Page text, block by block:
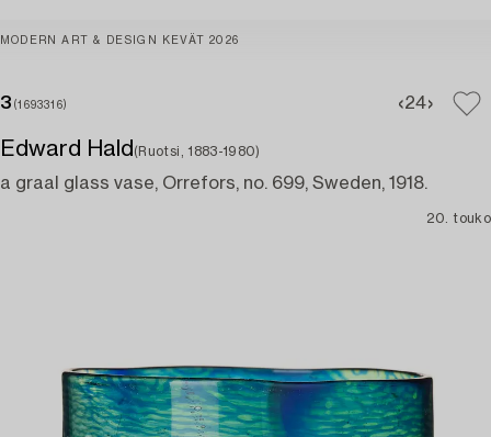
MODERN ART & DESIGN KEVÄT 2026
3 (1693316) 24
Edward Hald (Ruotsi, 1883-1980)
a graal glass vase, Orrefors, no. 699, Sweden, 1918.
20. touko